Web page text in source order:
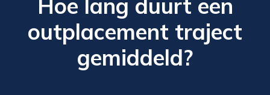
Hoe lang duurt een
outplacement traject
gemiddeld?